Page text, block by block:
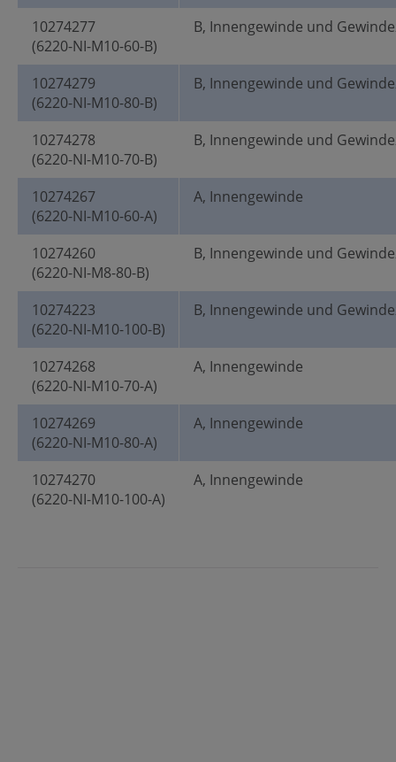
10274277
(6220-NI-M10-60-B)
B, Innengewinde und
10274279
(6220-NI-M10-80-B)
B, Innengewinde und
10274278
(6220-NI-M10-70-B)
B, Innengewinde und
10274267
(6220-NI-M10-60-A)
A, Innengewinde
10274260
(6220-NI-M8-80-B)
B, Innengewinde und
10274223
(6220-NI-M10-100-B)
B, Innengewinde und
10274268
(6220-NI-M10-70-A)
A, Innengewinde
10274269
(6220-NI-M10-80-A)
A, Innengewinde
10274270
(6220-NI-M10-100-A)
A, Innengewinde